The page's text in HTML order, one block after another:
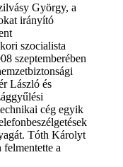
György, a
irányító
szocialista
szeptemberében
László és
cég egyik
Tóth Károlyt
a